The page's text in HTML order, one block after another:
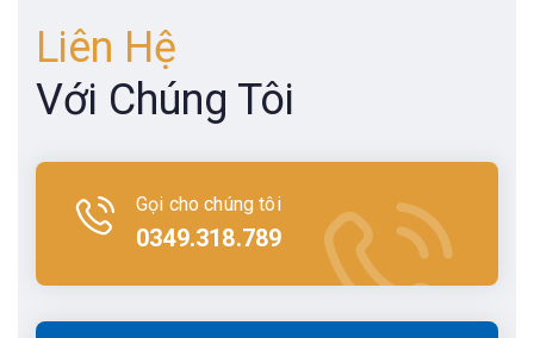
Liên Hệ
Với Chúng Tôi
Gọi cho chúng tôi
0349.318.789